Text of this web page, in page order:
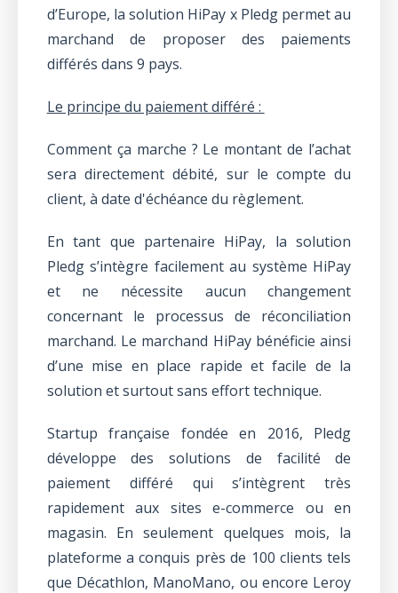
d’Europe, la solution HiPay x Pledg permet au
marchand de proposer des paiements
différés dans 9 pays.
Le principe du paiement différé :
Comment ça marche ? Le montant de l’achat
sera directement débité, sur le compte du
client, à date d'échéance du règlement.
En tant que partenaire HiPay, la solution
Pledg s’intègre facilement au système HiPay
et ne nécessite aucun changement
concernant le processus de réconciliation
marchand. Le marchand HiPay bénéficie ainsi
d’une mise en place rapide et facile de la
solution et surtout sans effort technique.
Startup française fondée en 2016, Pledg
développe des solutions de facilité de
paiement différé qui s’intègrent très
rapidement aux sites e-commerce ou en
magasin. En seulement quelques mois, la
plateforme a conquis près de 100 clients tels
que Décathlon, ManoMano, ou encore Leroy